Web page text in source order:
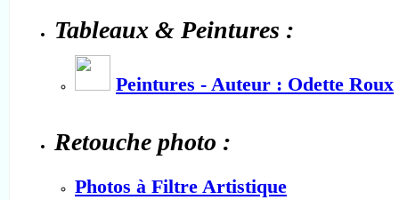
Tableaux & Peintures :
Peintures - Auteur : Odette Roux
Retouche photo :
Photos à Filtre Artistique